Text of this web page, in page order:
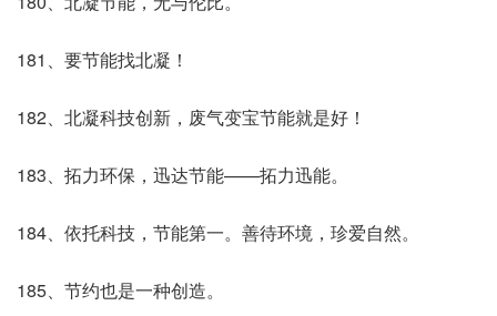
181、要节能找北凝！
182、北凝科技创新，废气变宝节能就是好！
183、拓力环保，迅达节能——拓力迅能。
184、依托科技，节能第一。善待环境，珍爱自然。
185、节约也是一种创造。